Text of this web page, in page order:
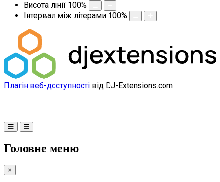
Висота лінії 100%
Інтервал між літерами 100%
Плагін веб-доступності від DJ-Extensions.com
Головне меню
×